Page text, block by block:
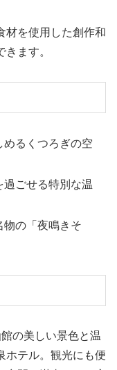
材を使用した創作和
ます。
めるくつろぎの空
過ごせる特別な温
物の「夜鳴きそ
の美しい景色と温
ホテル。観光にも便